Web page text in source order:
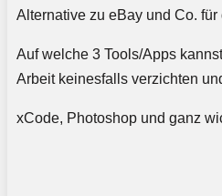
Alternative zu eBay und Co.
Auf welche 3 Tools/Apps
Arbeit keinesfalls verzichten
xCode, Photoshop und ganz